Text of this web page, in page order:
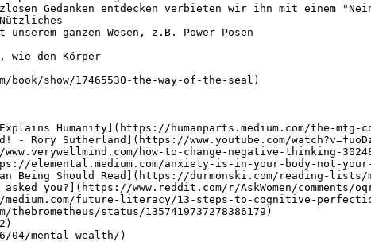
Gedanken entdecken verbieten wir ihn mit einem
ganzen Wesen, z.B. Power Posen
wie den Körper
book/show/17465530-the-way-of-the-seal)
Humanity](https://humanparts.medium.com/the-mtg-
Sutherland](https://www.youtube.com/
how-to-change-negative-thinking-
anxiety-is-in-your-body-not-your-
Being Should Read](https://durmonski.com/reading-lists/
you?](https://www.reddit.com/r/AskWomen/comments/
future-literacy/13-steps-to-cognitive-
status/1357419737278386179)
04/mental-wealth/)